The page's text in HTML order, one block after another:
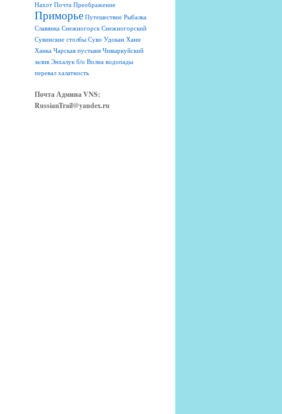
Нахот Почта Преображение
Приморье Путешествие Рыбалка
Славянка Снежногорск Снежногорский
Сувинские столбы Суво Удокан Хани
Ханка Чарская пустыня Чивыркуйский
залив Энхалук б/о Волна водопады
перевал халатность
Почта Админа VNS:
RussianTrail@yandex.ru